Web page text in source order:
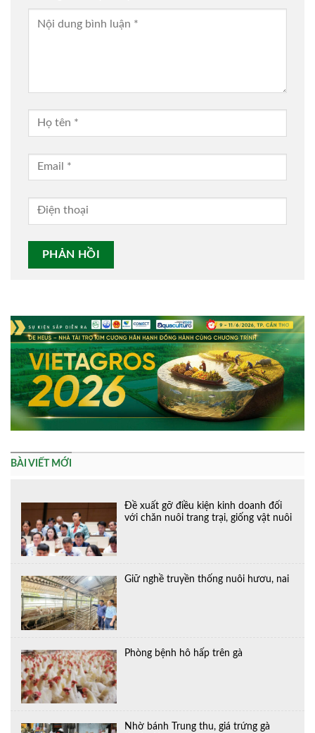
BÀI VIẾT MỚI
Đề xuất gỡ điều kiện kinh doanh đối
với chăn nuôi trang trại, giống vật nuôi
Giữ nghề truyền thống nuôi hươu, nai
Phòng bệnh hô hấp trên gà
Nhờ bánh Trung thu, giá trứng gà